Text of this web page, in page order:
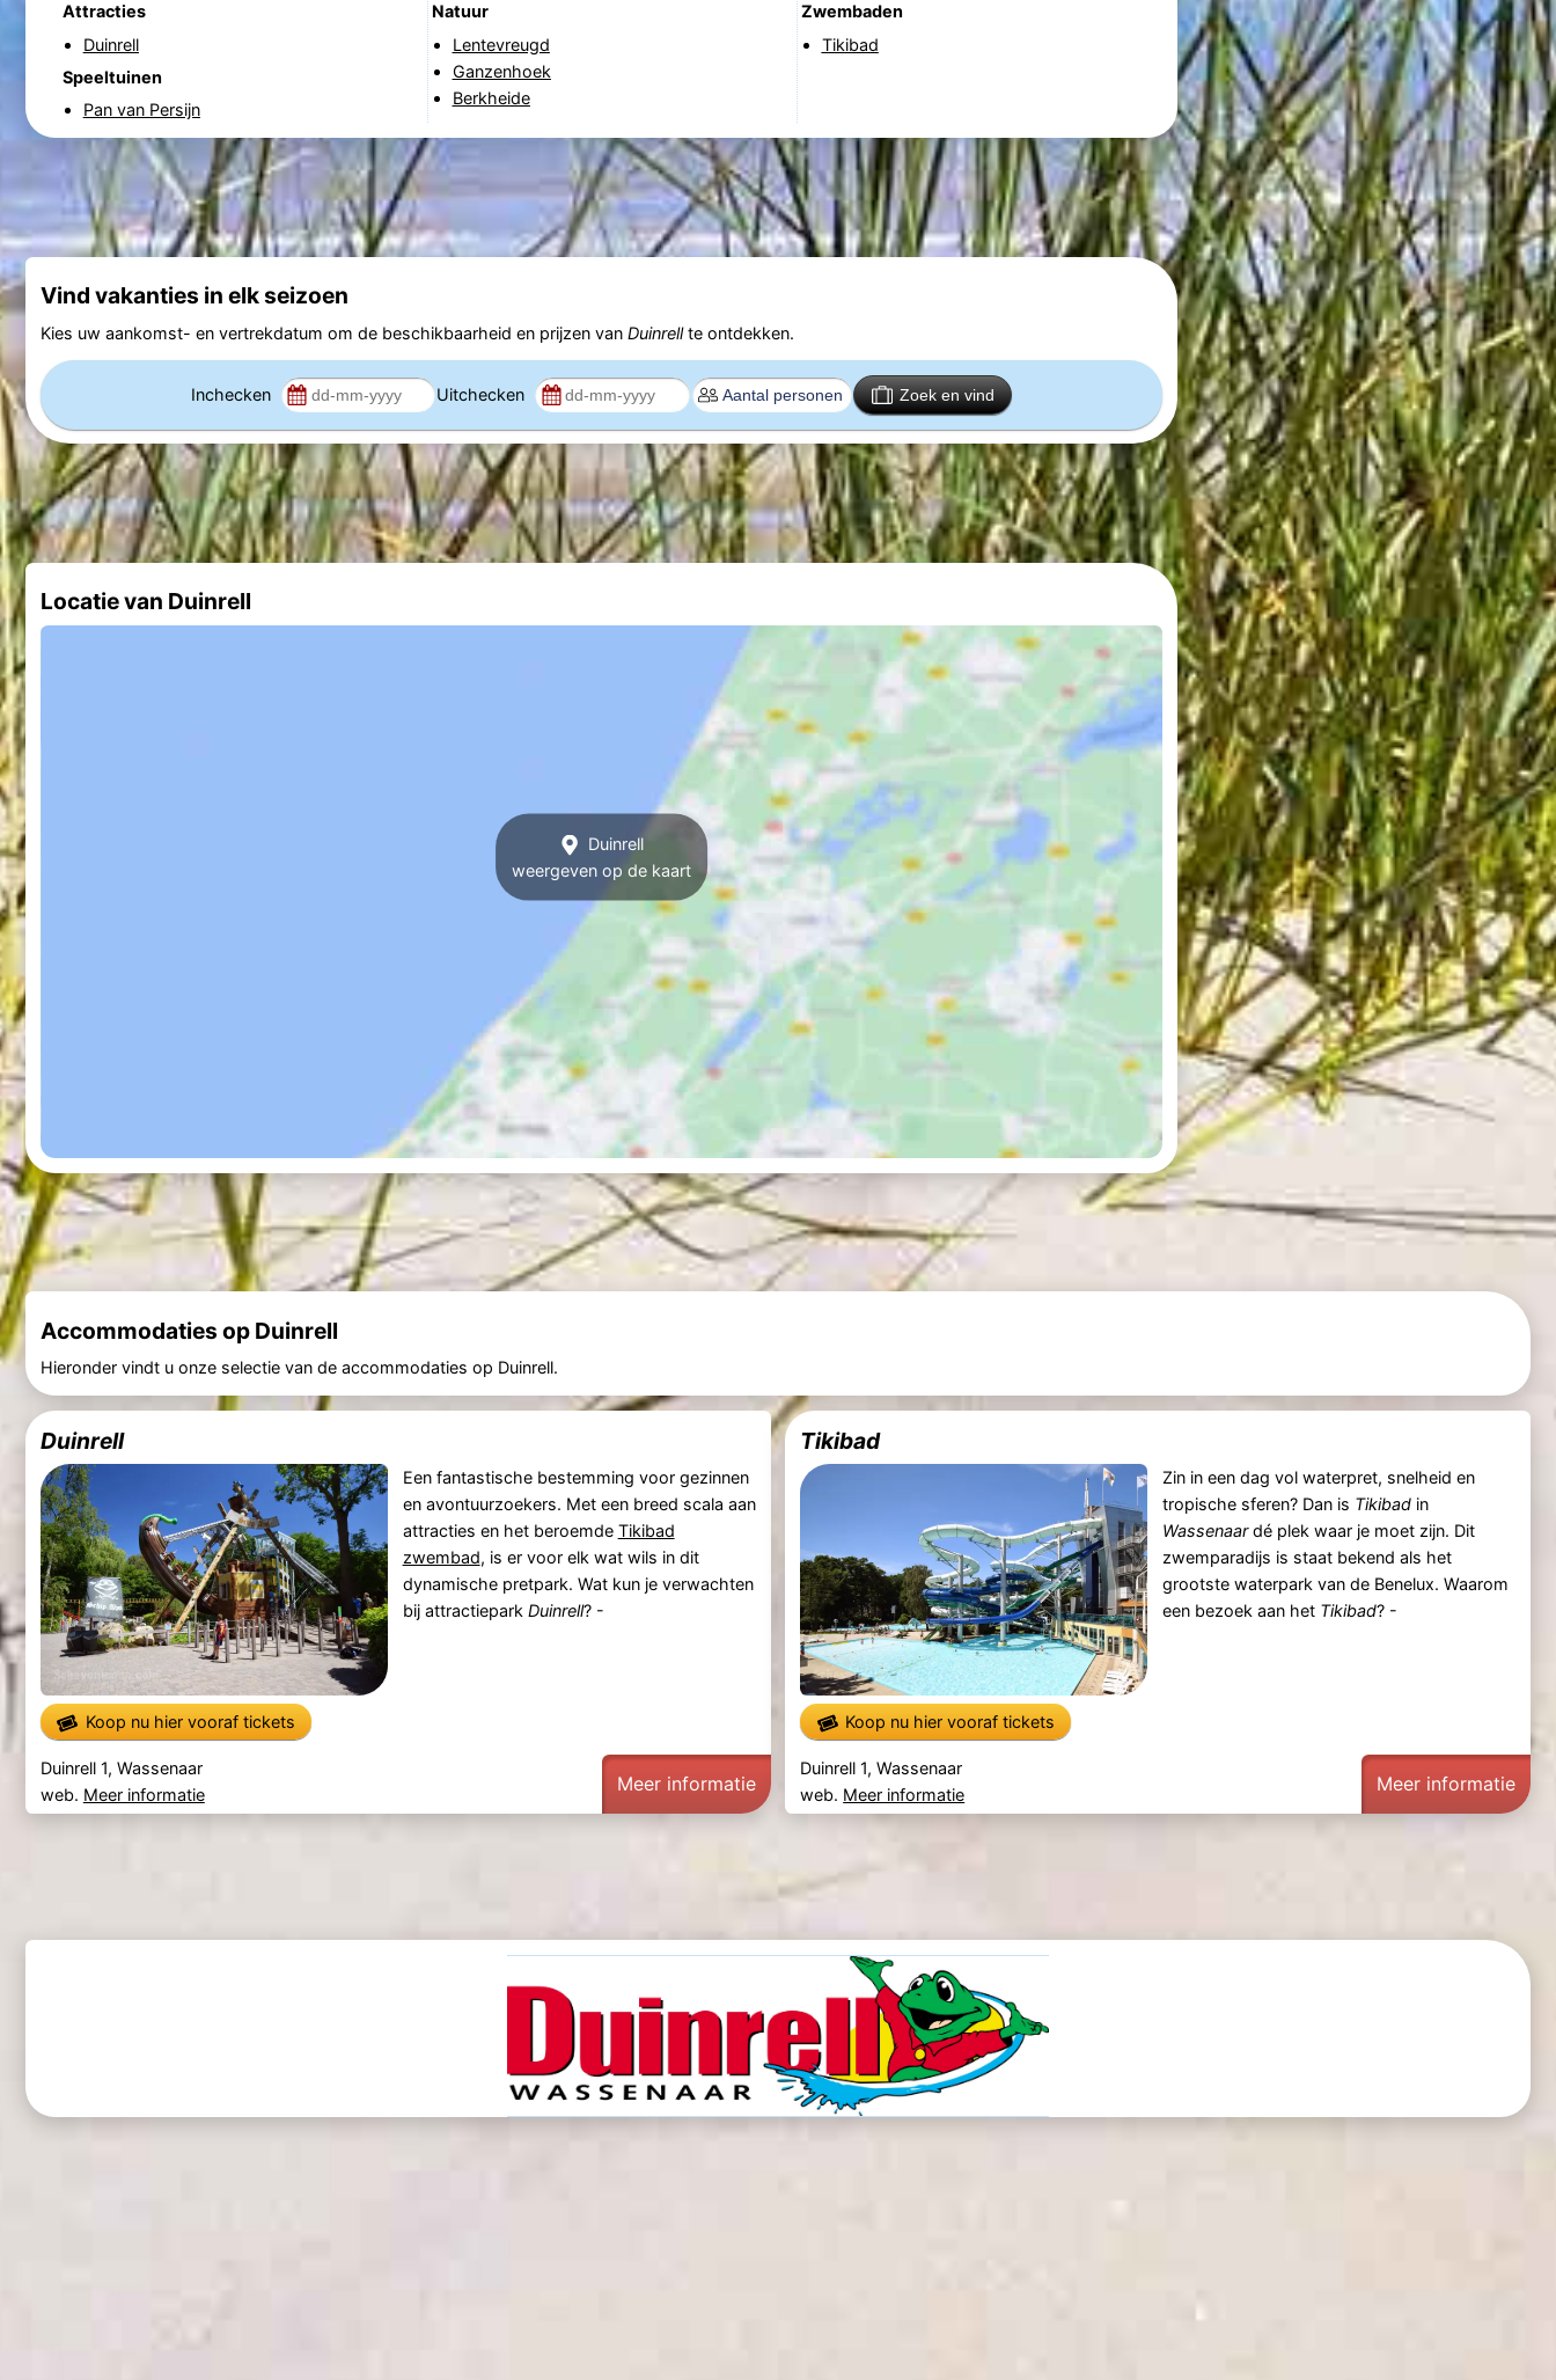
Attracties
Duinrell
Speeltuinen
Pan van Persijn
Natuur
Lentevreugd
Ganzenhoek
Berkheide
Zwembaden
Tikibad
Vind vakanties in elk seizoen
Kies uw aankomst- en vertrekdatum om de beschikbaarheid en prijzen van Duinrellte ontdekken.
Inchecken Uitchecken Zoek en vind
Locatie van Duinrell
Duinrell
weergeven op de kaart
Accommodaties op Duinrell
Hieronder vindt u onze selectie van de accommodaties op Duinrell.
Duinrell
Een fantastische bestemming voor gezinnen
en avontuurzoekers. Met een breed scala aan
attracties en het beroemde Tikibad
zwembad, is er voor elk wat wils in dit
dynamische pretpark. Wat kun je verwachten
bij attractiepark Duinrell? -
Koop nu hier vooraf tickets
Duinrell 1, Wassenaar
web. Meer informatie Meer informatie
Tikibad
Zin in een dag vol waterpret, snelheid en
tropische sferen? Dan is Tikibadin
Wassenaardé plek waar je moet zijn. Dit
zwemparadijs is staat bekend als het
grootste waterpark van de Benelux. Waarom
een bezoek aan het Tikibad? -
Koop nu hier vooraf tickets
Duinrell 1, Wassenaar
web. Meer informatie Meer informatie